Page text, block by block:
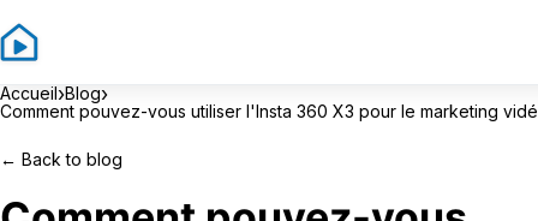
Accueil›Blog›
Comment pouvez-vous utiliser l'Insta 360 X3 pour le marketing
← Back to blog